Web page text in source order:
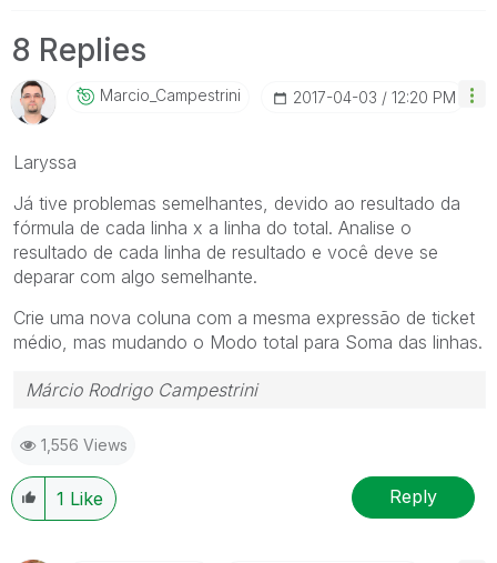
8 Replies
Marcio_CampestrIni ‎2017-04-03 12:20 PM
Laryssa
Já tive problemas semelhantes, devido ao resultado da
fórmula de cada linha x a linha do total. Analise o
resultado de cada linha de resultado e você deve se
deparar com algo semelhante.
Crie uma nova coluna com a mesma expressão de ticket
médio, mas mudando o Modo total para Soma das linhas.
Márcio Rodrigo Campestrini
1,556 Views
1 Like Reply